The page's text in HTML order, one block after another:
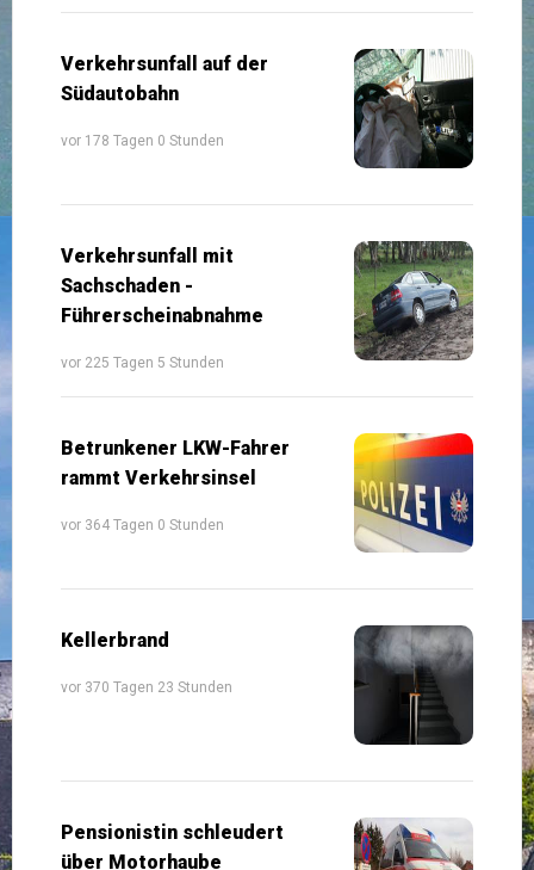
Verkehrsunfall auf der
Südautobahn
vor 178 Tagen 0 Stunden
Verkehrsunfall mit
Sachschaden -
Führerscheinabnahme
vor 225 Tagen 5 Stunden
Betrunkener LKW-Fahrer
rammt Verkehrsinsel
vor 364 Tagen 0 Stunden
Kellerbrand
vor 370 Tagen 23 Stunden
Pensionistin schleudert
über Motorhaube